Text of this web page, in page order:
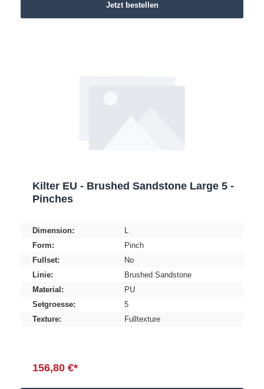
Jetzt bestellen
Kilter EU - Brushed Sandstone Large 5 -
Pinches
Dimension:
Form:
Pinch
Fullset:
No
Linie:
Brushed Sandstone
Material:
PU
Setgroesse:
5
Texture:
Fulltexture
156,80 €*